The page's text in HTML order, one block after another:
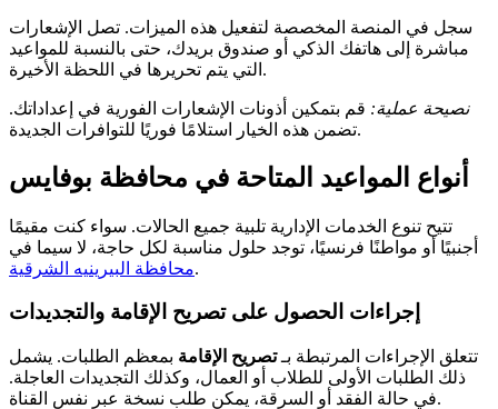
سجل في المنصة المخصصة لتفعيل هذه الميزات. تصل الإشعارات
مباشرة إلى هاتفك الذكي أو صندوق بريدك، حتى بالنسبة للمواعيد
التي يتم تحريرها في اللحظة الأخيرة.
نصيحة عملية: قم بتمكين أذونات الإشعارات الفورية في إعداداتك.
تضمن هذه الخيار استلامًا فوريًا للتوافرات الجديدة.
أنواع المواعيد المتاحة في محافظة بوفايس
تتيح تنوع الخدمات الإدارية تلبية جميع الحالات. سواء كنت مقيمًا
أجنبيًا أو مواطنًا فرنسيًا، توجد حلول مناسبة لكل حاجة، لا سيما في
محافظة البيرينيه الشرقية.
إجراءات الحصول على تصريح الإقامة والتجديدات
تتعلق الإجراءات المرتبطة بـتصريح الإقامة بمعظم الطلبات. يشمل
ذلك الطلبات الأولى للطلاب أو العمال، وكذلك التجديدات العاجلة.
في حالة الفقد أو السرقة، يمكن طلب نسخة عبر نفس القناة.